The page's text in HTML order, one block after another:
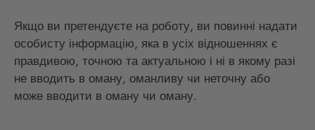
Якщо ви претендуєте на роботу, ви повинні надати
особисту інформацію, яка в усіх відношеннях є
правдивою, точною та актуальною і ні в якому разі
не вводить в оману, оманливу чи неточну або
може вводити в оману чи оману.